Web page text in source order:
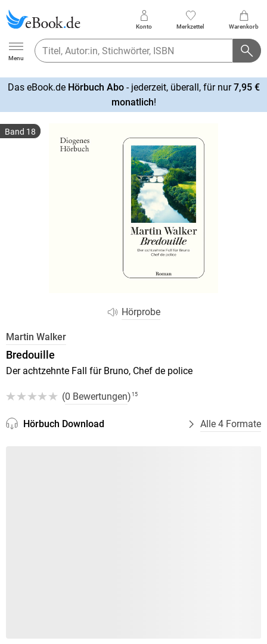
Ebook.de
Menu
Konto Merkzettel Warenkorb
Das eBook.de Hörbuch Abo- jederzeit, überall, für nur7,95 €
monatlich!
Hörprobe
Band 18
Martin Walker
Bredouille
Der achtzehnte Fall für Bruno, Chef de police
(0 Bewertungen) 15
Hörbuch Download Alle 4 Formate